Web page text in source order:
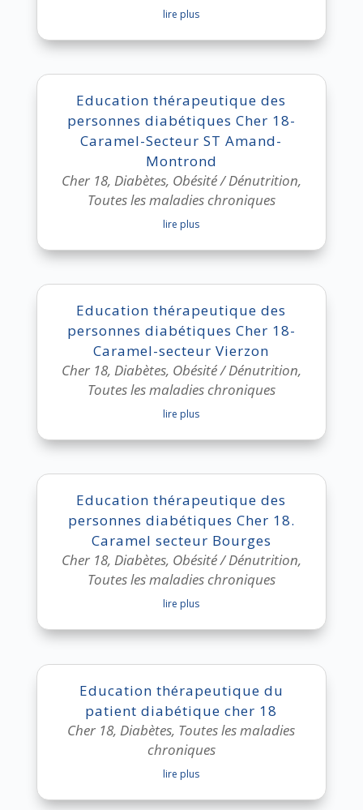
lire plus
Education thérapeutique des
personnes diabétiques Cher 18-
Caramel-Secteur ST Amand-
Montrond
Cher 18, Diabètes, Obésité / Dénutrition,
Toutes les maladies chroniques
lire plus
Education thérapeutique des
personnes diabétiques Cher 18-
Caramel-secteur Vierzon
Cher 18, Diabètes, Obésité / Dénutrition,
Toutes les maladies chroniques
lire plus
Education thérapeutique des
personnes diabétiques Cher 18.
Caramel secteur Bourges
Cher 18, Diabètes, Obésité / Dénutrition,
Toutes les maladies chroniques
lire plus
Education thérapeutique du
patient diabétique cher 18
Cher 18,Diabètes, Toutes les maladies
chroniques
lire plus